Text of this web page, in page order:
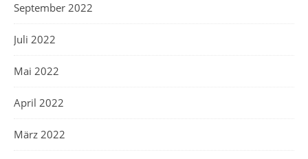
September 2022
Juli 2022
Mai 2022
April 2022
März 2022